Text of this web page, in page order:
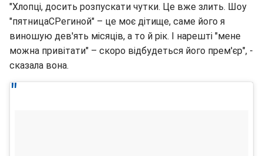
"Хлопці, досить розпускати чутки. Це вже злить. Шоу
"пятницаСРегиной" – це моє дітище, саме його я
виношую дев'ять місяців, а то й рік. І нарешті "мене
можна привітати" – скоро відбудеться його прем'єр", -
сказала вона.